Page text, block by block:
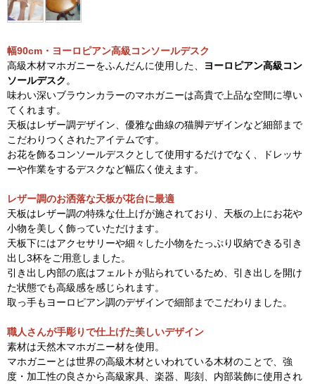
幅90cm・ヨーロピアン高級コンソールデスク
高級木材マホガニーをふんだんに使用した、
ヨーロピアン高級コン
ソールデスク 。
味わい深いブラウンカラーのマホガニーは高貴で上品な空間に導い
てくれます。
天板はレザー調デザイン、優雅な曲線の猫脚デザインなど細部まで
こだわりつくされたアイテムです。
お花を飾るコンソールデスクとして使用するだけでなく、ドレッサ
ーや作業をするデスクなど幅広く使えます。
レザー調のお洒落な天板が花台に最適
天板はレザー調の特殊な仕上げが施されており、天板の上にお花や
小物を美しく飾っていただけます。
天板下にはアクセサリーや細々した小物をたっぷり収納できる引き
出し3杯をご用意しました。
引き出し内部の底はフェルトが貼られているため、引き出しを開け
た状態でも高級感を感じられます。
取っ手もヨーロピアン調のデザインで細部までこだわりました。
職人さんが手彫りで仕上げた美しいデザイン
素材は天然木マホガニー材を使用。
マホガニーとは世界の高級木材といわれている木材のことで、強
度・加工性の良さから高級家具、楽器、彫刻、内部装飾に使用され